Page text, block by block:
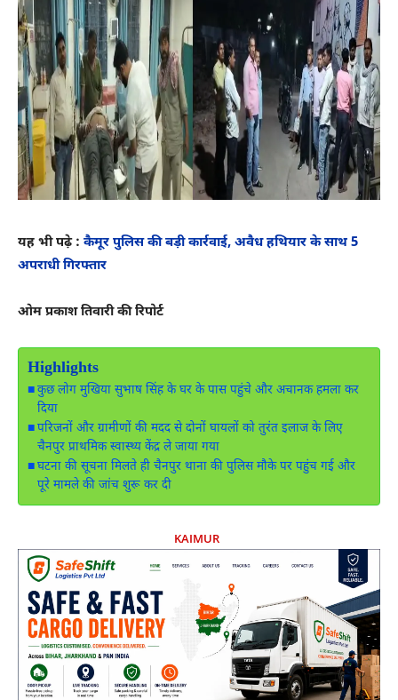
यह भी पढ़े : कैमूर पुलिस की बड़ी कार्रवाई, अवैध हथियार के साथ 5
अपराधी गिरफ्तार
ओम प्रकाश तिवारी की रिपोर्ट
Highlights
कुछ लोग मुखिया सुभाष सिंह के घर के पास पहुंचे और अचानक हमला कर
दिया
परिजनों और ग्रामीणों की मदद से दोनों घायलों को तुरंत इलाज के लिए
चैनपुर प्राथमिक स्वास्थ्य केंद्र ले जाया गया
घटना की सूचना मिलते ही चैनपुर थाना की पुलिस मौके पर पहुंच गई और
पूरे मामले की जांच शुरू कर दी
KAIMUR